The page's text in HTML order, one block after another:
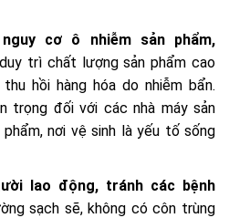
cơ ô nhiễm sản phẩm,
trì chất lượng sản phẩm cao
hồi hàng hóa do nhiễm bẩn.
trọng đối với các nhà máy sản
nơi vệ sinh là yếu tố sống
lao động, tránh các bệnh
sạch sẽ, không có côn trùng